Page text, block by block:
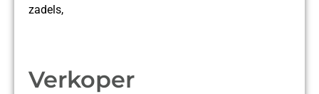
zadels,
Verkoper